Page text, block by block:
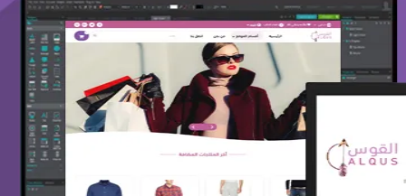
تصميم متجر القوس
التفاصيل